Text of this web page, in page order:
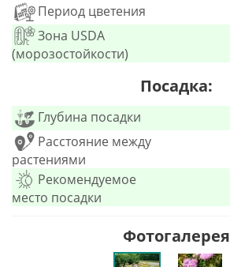
Период цветения
Зона USDA
(морозостойкости)
Посадка:
Глубина посадки
Расстояние между
растениями
Рекомендуемое
место посадки
Фотогалерея